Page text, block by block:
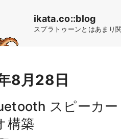
ikata.co::blog
スプラトゥーンとはあまり
8月28日
スピーカ
構築